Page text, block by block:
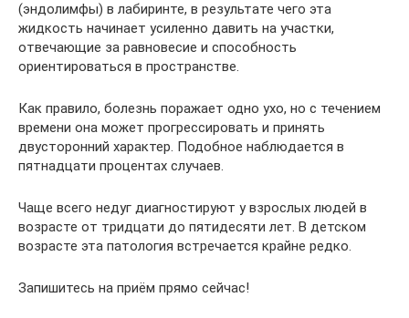
(эндолимфы) в лабиринте, в результате чего эта
жидкость начинает усиленно давить на участки,
отвечающие за равновесие и способность
ориентироваться в пространстве.
Как правило, болезнь поражает одно ухо, но с течением
времени она может прогрессировать и принять
двусторонний характер. Подобное наблюдается в
пятнадцати процентах случаев.
Чаще всего недуг диагностируют у взрослых людей в
возрасте от тридцати до пятидесяти лет. В детском
возрасте эта патология встречается крайне редко.
Запишитесь на приём прямо сейчас!